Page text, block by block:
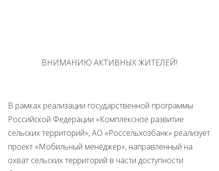
ВНИМАНИЮ АКТИВНЫХ ЖИТЕЛЕЙ!
В рамках реализации государственной программы
Российской Федерации «Комплексное развитие
сельских территорий», АО «Россельхозбанк» реализует
проект «Мобильный менеджер», направленный на
охват сельских территорий в части доступности